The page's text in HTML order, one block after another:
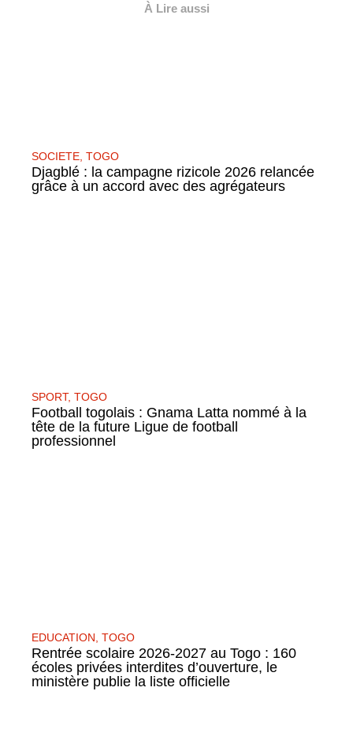
À Lire aussi
SOCIETE TOGO
Djagblé : la campagne rizicole 2026 relancée
grâce à un accord avec des agrégateurs
SPORT, TOGO
Football togolais : Gnama Latta nommé à la
tête de la future Ligue de football
professionnel
EDUCATION TOGO
Rentrée scolaire 2026-2027 au Togo : 160
écoles privées interdites d’ouverture, le
ministère publie la liste officielle